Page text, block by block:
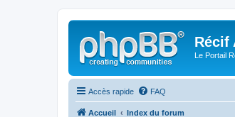
Récif
Le Portail
Accès rapide FAQ
Accueil Index du forum